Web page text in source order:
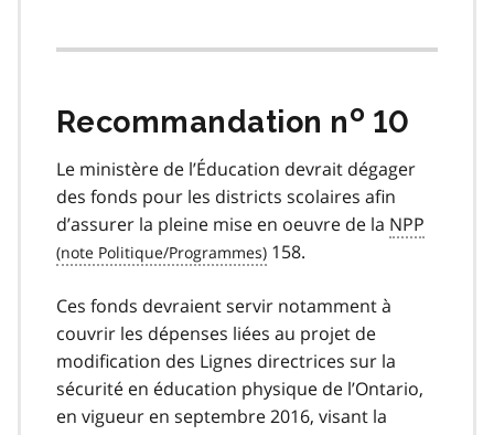
Recommandation no 10
Le ministère de l’Éducation devrait dégager
des fonds pour les districts scolaires afin
d’assurer la pleine mise en oeuvre de la NPP
158.
Ces fonds devraient servir notamment à
couvrir les dépenses liées au projet de
modification des Lignes directrices sur la
sécurité en éducation physique de l’Ontario,
en vigueur en septembre 2016, visant la